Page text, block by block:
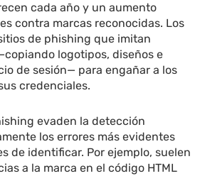
cada año y un aumento
contra marcas reconocidas. Los
de phishing que imitan
logotipos, diseños e
de sesión— para engañar a los
credenciales.
evaden la detección
los errores más evidentes
de identificar. Por ejemplo, suelen
a la marca en el código HTML